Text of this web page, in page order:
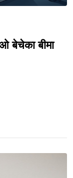
बेचेका बीमा